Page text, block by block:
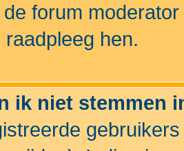
forum
hen.
ik niet stemmen